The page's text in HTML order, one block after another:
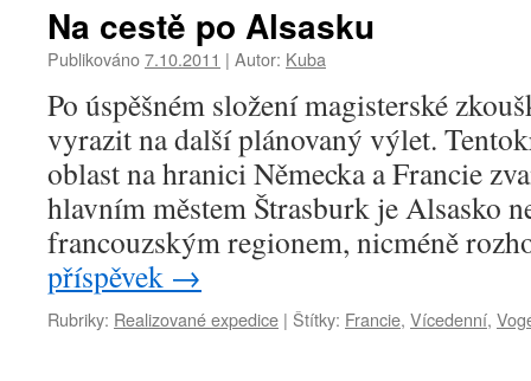
Na cestě po Alsasku
Publikováno7.10.2011 | Autor: Kuba
Po úspěšném složení magisterské
vyrazit na další plánovaný výlet.
oblast na hranici Německa a Francie
hlavním městem Štrasburk je Alsasko
francouzským regionem, nicméně
příspěvek →
Rubriky: Realizované expedice | Štítky: Francie, Vícedenní,